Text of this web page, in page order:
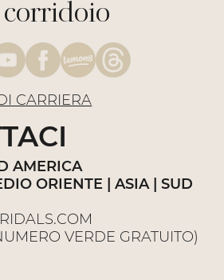
AMERICA
ORIENTE | ASIA | SUD
VERDE GRATUITO)
CARRIERA